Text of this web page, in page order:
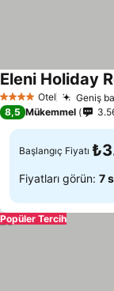
4 Yıldız Otel Geniş
Eleni Holiday
8,5 Mükemmel
Başlangıç Fiyatı
Fiyatları görün: 7
Popüler Tercih